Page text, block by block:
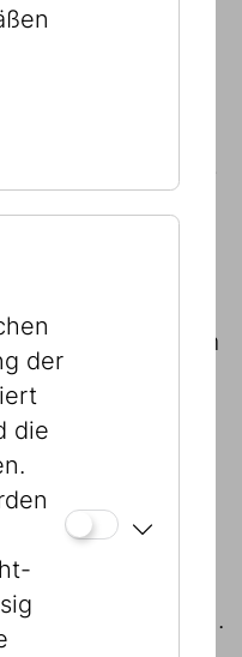
im Jüdischen
das
Archivalien aus
und
geprüfte
der
in
Außerdem
im Haus betreut.
Exponaten
und
gestaltet werden.
ein anderes
sollen, müssen
überprüft werden.
der
die